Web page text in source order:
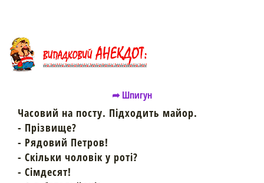
➦ Шпигун
Часовий на посту. Підходить майор.
- Прізвище?
- Рядовий Петров!
- Скільки чоловік у роті?
- Сімдесят!